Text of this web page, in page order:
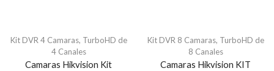
Kit DVR 4 Camaras, TurboHD de
4 Canales
Camaras Hikvision Kit
Kit DVR 8 Camaras, TurboHD de
8 Canales
Camaras Hikvision KIT